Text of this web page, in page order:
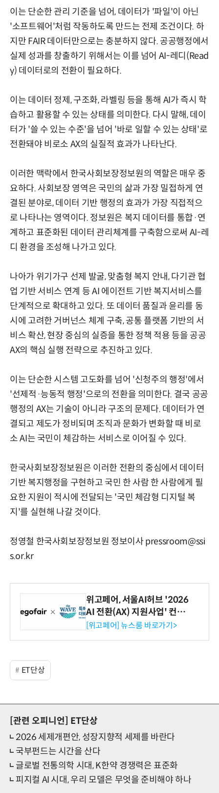
이는 단순한 관리 기준을 넘어, 데이터가 '파일'이 아닌
'소프트웨어'처럼 작동하도록 만드는 전제 조건이다. 하
지만 FAIR 데이터만으로는 충분하지 않다. 공공행정에서
실제 성과를 창출하기 위해서는 이를 넘어 AI-레디(Read
y) 데이터로의 전환이 필요하다.
이는 데이터 정제, 구조화, 라벨링 등을 통해 AI가 즉시 학
습하고 활용할 수 있는 상태를 의미한다. 다시 말해, 데이
터가 '쓸 수 있는 수준'을 넘어 '바로 일할 수 있는 상태'로
전환돼야 비로소 AX의 실질적 효과가 나타난다.
이러한 맥락에서 한국사회보장정보원의 역할은 매우 중
요하다. 사회보장 영역은 국민의 삶과 가장 밀접하게 연
결된 분야로, 데이터 기반 행정의 효과가 가장 직접적으
로 나타나는 영역이다. 정보원은 복지 데이터를 통합·연
계하고 표준화된 데이터 관리체계를 구축함으로써 AI-레
디 환경을 조성해 나가고 있다.
나아가 위기가구 선제 발굴, 맞춤형 복지 안내, 다기관 협
업 기반 서비스 연계 등 AI 에이전트 기반 복지서비스를
단계적으로 확대하고 있다. 또 데이터 품질과 윤리를 동
시에 고려한 거버넌스 체계 구축, 공통 플랫폼 기반의 서
비스 확산, 현장 중심의 실증을 통한 정책 적용 등을 공공
AX의 핵심 실행 전략으로 추진하고 있다.
이는 단순한 시스템 고도화를 넘어 '신청주의 행정'에서
'선제적·능동적 행정'으로의 전환을 의미한다. 결국 공공
행정의 AX는 기술이 아니라 구조의 문제다. 데이터가 연
결되고 제도가 정비되며 조직과 문화가 변화할 때 비로
소 AI는 국민이 체감하는 서비스로 이어질 수 있다.
한국사회보장정보원은 이러한 전환의 중심에서 데이터
기반 복지행정을 구현하고 국민 한 사람 한 사람에게 필
요한 지원이 적시에 전달되는 '국민 체감형 디지털 복
지'를 실현해 나갈 것이다.
정영철 한국사회보장정보원 정보이사 pressroom@ssi
s.or.kr
위고페어, 서울AI허브 '2026
AI 전환(AX) 지원사업' 컨소
시엄 선정
[위고페어] 뉴스룸 바로가기>
ET단상
[관련 오피니언]
ET단상
2026 세제개편안, 성장지향적 세제를 바란다
국부펀드는 시간을 산다
글로벌 전통의학 시대, K한약 경쟁력은 표준화
피지컬 AI 시대, 우리 모델은 무엇을 준비해야 하나